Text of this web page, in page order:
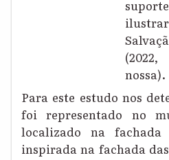
nossa).
Para este estudo nos
foi representado no
localizado na
inspirada na fachada